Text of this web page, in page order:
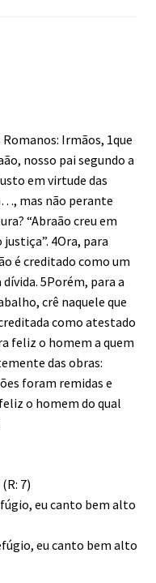
Irmãos, 1que
nosso pai segundo a
em virtude das
mas não perante
“Abraão creu em
4Ora, para
é creditado como um
5Porém, para a
crê naquele que
como atestado
feliz o homem a quem
das obras:
foram remidas e
o homem do qual
7)
eu canto bem alto
eu canto bem alto